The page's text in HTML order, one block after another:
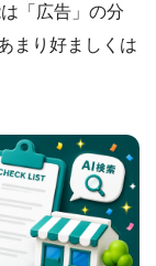
「広告」の分
まり好ましくは